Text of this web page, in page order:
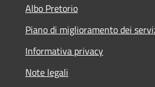
Albo Pretorio
Piano di miglioramento dei
Informativa privacy
Note legali